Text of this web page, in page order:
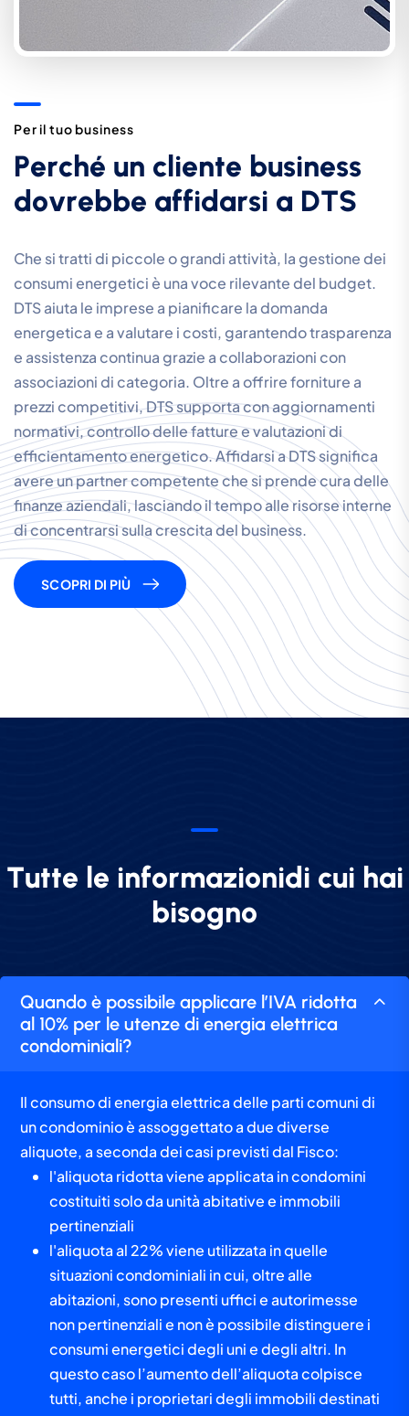
Per il tuo business
Perché un cliente business
dovrebbe affidarsi a DTS
Che si tratti di piccole o grandi attività, la gestione dei
consumi energetici è una voce rilevante del budget.
DTS aiuta le imprese a pianificare la domanda
energetica e a valutare i costi, garantendo trasparenza
e assistenza continua grazie a collaborazioni con
associazioni di categoria. Oltre a offrire forniture a
prezzi competitivi, DTS supporta con aggiornamenti
normativi, controllo delle fatture e valutazioni di
efficientamento energetico. Affidarsi a DTS significa
avere un partner competente che si prende cura delle
finanze aziendali, lasciando il tempo alle risorse interne
di concentrarsi sulla crescita del business.
SCOPRI DI PIÙ
Tutte le informazionidi cui hai
bisogno
Quando è possibile applicare l’IVA ridotta
al 10% per le utenze di energia elettrica
condominiali?
Il consumo di energia elettrica delle parti comuni di
un condominio è assoggettato a due diverse
aliquote, a seconda dei casi previsti dal Fisco:
l'aliquota ridotta viene applicata in condomini
costituiti solo da unità abitative e immobili
pertinenziali
l'aliquota al 22% viene utilizzata in quelle
situazioni condominiali in cui, oltre alle
abitazioni, sono presenti uffici e autorimesse
non pertinenziali e non è possibile distinguere i
consumi energetici degli uni e degli altri. In
questo caso l’aumento dell’aliquota colpisce
tutti, anche i proprietari degli immobili destinati